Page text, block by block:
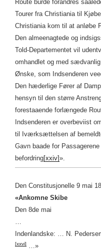
Route burde forandres
Tourer fra Christiania til
Christiania kom til at anløbe
Den almeenagtede og
Told-Departementet vil
omhandlet og med
Ønske, som Indsenderen
Den hæderlige Fører af
hensyn til den større
forestaaende forlængede
Indsenderen er overbeviist
til Iværksættelsen af
Gavn baade for
befordring[xxiv]».
Den Constitusjonelle 9 mai
«Ankomne Skibe
Den 8de mai
Indenlandske: … N.
[xxvi]
…»